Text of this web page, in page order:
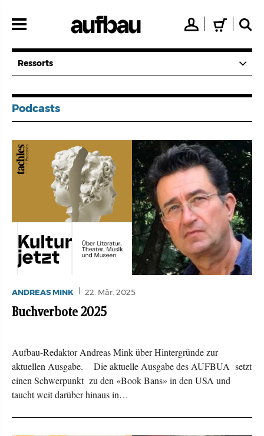
zum
👤 🛒 🔍
Ressorts
Podcasts
ANDREAS MINK 22. Mär. 2025
Buchverbote 2025
Aufbau-Redaktor Andreas Mink über Hintergründe zur
aktuellen Ausgabe. Die aktuelle Ausgabe des AUFBUA setzt
einen Schwerpunkt zu den «Book Bans» in den USA und
taucht weit darüber hinaus in…